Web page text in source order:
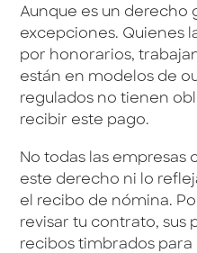
Aunque es un derecho
excepciones. Quienes
por honorarios,
están en modelos de
regulados no tienen
recibir este pago.
No todas las
este derecho ni lo
el recibo de nómina.
revisar tu contrato, sus
recibos timbrados para